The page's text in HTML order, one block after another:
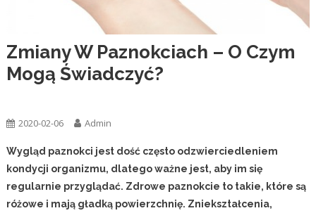
Zmiany W Paznokciach – O Czym
Mogą Świadczyć?
2020-02-06 Admin
Wygląd paznokci jest dość często odzwierciedleniem
kondycji organizmu, dlatego ważne jest, aby im się
regularnie przyglądać. Zdrowe paznokcie to takie, które są
różowe i mają gładką powierzchnię. Zniekształcenia,